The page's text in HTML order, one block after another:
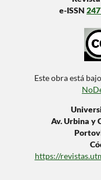
e-ISSN
Este obra está
Av. Urbina y
https://